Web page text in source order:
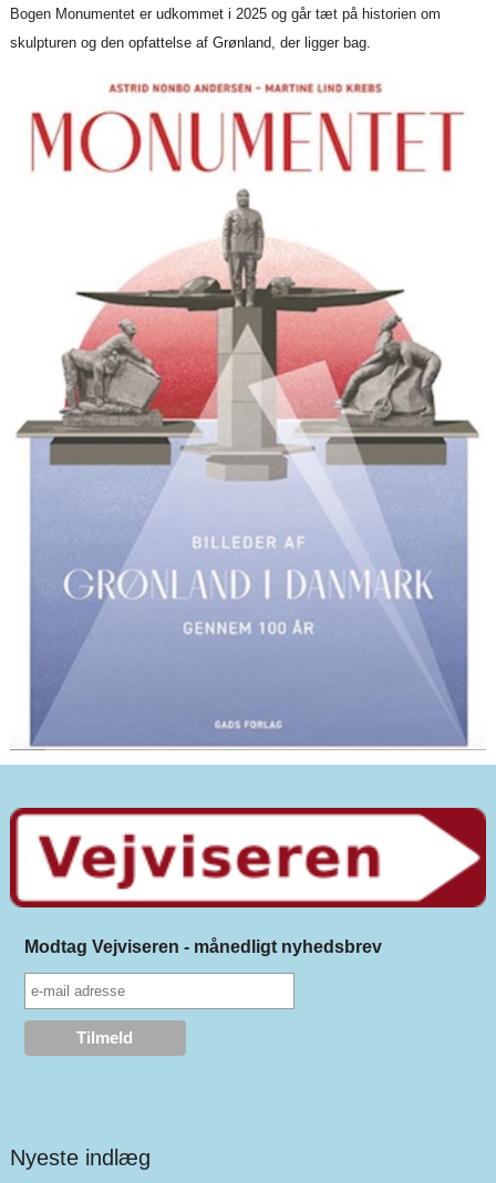
Bogen Monumentet er udkommet i 2025 og går tæt på historien om
skulpturen og den opfattelse af Grønland, der ligger bag.
Modtag Vejviseren - månedligt nyhedsbrev
Nyeste indlæg